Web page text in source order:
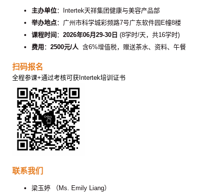
主办单位：Intertek天祥集团健康与美容产品部
举办地点：广州市科学城彩频路7号广东软件园E幢8楼
课程时间 ： 2026年06月29-30日 (8学时/天，共16学时)
费用 ： 2500元/人 含6%增值税，赠送茶水、资料、午餐
扫码报名
全程参课+通过考核可获Intertek培训证书
联系我们
梁玉婷 （Ms. Emily Liang）